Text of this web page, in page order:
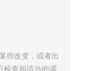
些改变，或者出
检查和适当的调